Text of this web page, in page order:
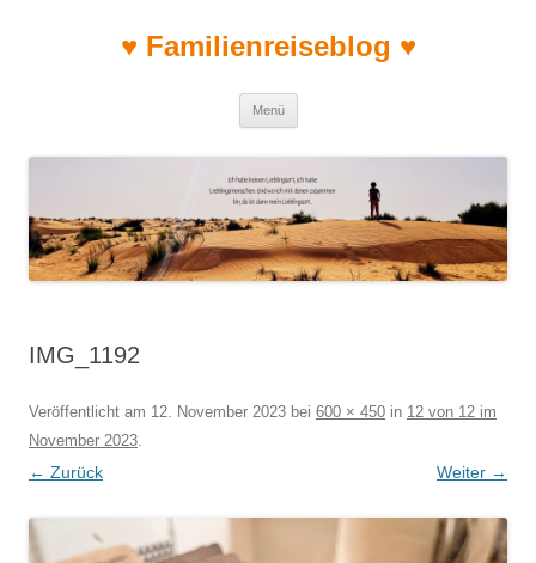
♥ Familienreiseblog ♥
Menü
IMG_1192
Veröffentlicht am 12. November 2023 bei 600 × 450 in 12 von 12 im
November 2023.
← Zurück Weiter →